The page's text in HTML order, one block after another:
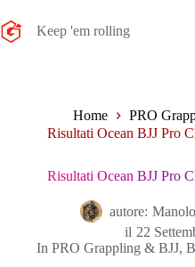
al
contenuto
Keep 'em rolling
Home
PRO
Risultati Ocean BJJ Pro
Risultati Ocean BJJ Pro
autore:
il 22
In PRO Grappling & BJJ,